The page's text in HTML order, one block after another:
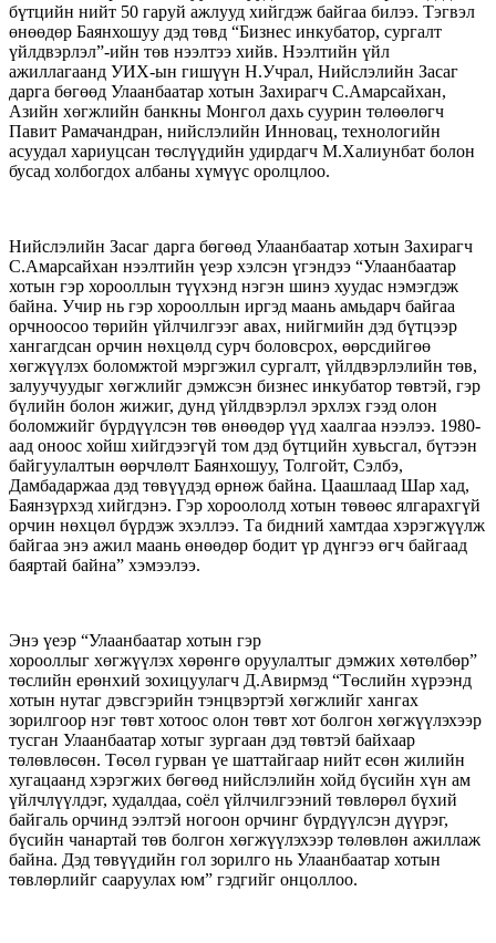
бүтцийн нийт 50 гаруй ажлууд хийгдэж байгаа билээ. Тэгвэл
өнөөдөр Баянхошуу дэд төвд “Бизнес инкубатор, сургалт
үйлдвэрлэл”-ийн төв нээлтээ хийв. Нээлтийн үйл
ажиллагаанд УИХ-ын гишүүн Н.Учрал, Нийслэлийн Засаг
дарга бөгөөд Улаанбаатар хотын Захирагч С.Амарсайхан,
Азийн хөгжлийн банкны Монгол дахь суурин төлөөлөгч
Павит Рамачандран, нийслэлийн Инновац, технологийн
асуудал хариуцсан төслүүдийн удирдагч М.Халиунбат болон
бусад холбогдох албаны хүмүүс оролцлоо.
Нийслэлийн Засаг дарга бөгөөд Улаанбаатар хотын Захирагч
С.Амарсайхан нээлтийн үеэр хэлсэн үгэндээ “Улаанбаатар
хотын гэр хорооллын түүхэнд нэгэн шинэ хуудас нэмэгдэж
байна. Учир нь гэр хорооллын иргэд маань амьдарч байгаа
орчноосоо төрийн үйлчилгээг авах, нийгмийн дэд бүтцээр
хангагдсан орчин нөхцөлд сурч боловсрох, өөрсдийгөө
хөгжүүлэх боломжтой мэргэжил сургалт, үйлдвэрлэлийн төв,
залуучуудыг хөгжлийг дэмжсэн бизнес инкубатор төвтэй, гэр
бүлийн болон жижиг, дунд үйлдвэрлэл эрхлэх гээд олон
боломжийг бүрдүүлсэн төв өнөөдөр үүд хаалгаа нээлээ. 1980-
аад оноос хойш хийгдээгүй том дэд бүтцийн хувьсгал, бүтээн
байгуулалтын өөрчлөлт Баянхошуу, Толгойт, Сэлбэ,
Дамбадаржаа дэд төвүүдэд өрнөж байна. Цаашлаад Шар хад,
Баянзүрхэд хийгдэнэ. Гэр хороололд хотын төвөөс ялгарахгүй
орчин нөхцөл бүрдэж эхэллээ. Та бидний хамтдаа хэрэгжүүлж
байгаа энэ ажил маань өнөөдөр бодит үр дүнгээ өгч байгаад
баяртай байна” хэмээлээ.
Энэ үеэр “Улаанбаатар хотын гэр
хорооллыг хөгжүүлэх хөрөнгө оруулалтыг дэмжих хөтөлбөр”
төслийн ерөнхий зохицуулагч Д.Авирмэд “Төслийн хүрээнд
хотын нутаг дэвсгэрийн тэнцвэртэй хөгжлийг хангах
зорилгоор нэг төвт хотоос олон төвт хот болгон хөгжүүлэхээр
тусган Улаанбаатар хотыг зургаан дэд төвтэй байхаар
төлөвлөсөн. Төсөл гурван үе шаттайгаар нийт есөн жилийн
хугацаанд хэрэгжих бөгөөд нийслэлийн хойд бүсийн хүн ам
үйлчлүүлдэг, худалдаа, соёл үйлчилгээний төвлөрөл бүхий
байгаль орчинд ээлтэй ногоон орчинг бүрдүүлсэн дүүрэг,
бүсийн чанартай төв болгон хөгжүүлэхээр төлөвлөн ажиллаж
байна. Дэд төвүүдийн гол зорилго нь Улаанбаатар хотын
төвлөрлийг сааруулах юм” гэдгийг онцоллоо.